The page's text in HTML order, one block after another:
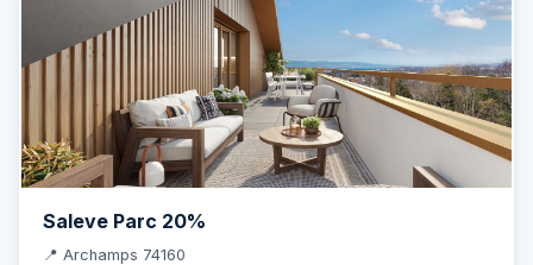
Saleve Parc 20%
📍 Archamps 74160